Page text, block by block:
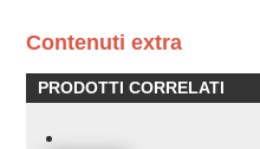
Contenuti extra
PRODOTTI CORRELATI